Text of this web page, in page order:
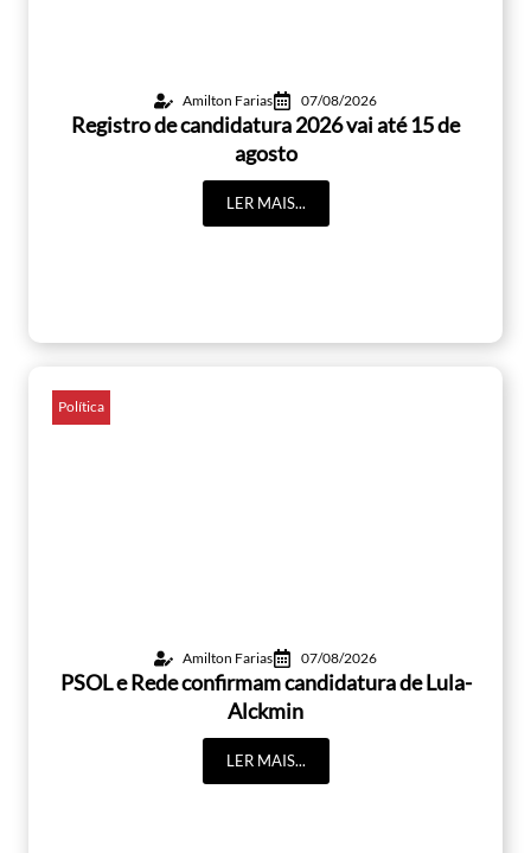
Amilton Farias 07/08/2026
Registro de candidatura 2026 vai até 15 de
agosto
LER MAIS...
Política
Amilton Farias 07/08/2026
PSOL e Rede confirmam candidatura de Lula-
Alckmin
LER MAIS...